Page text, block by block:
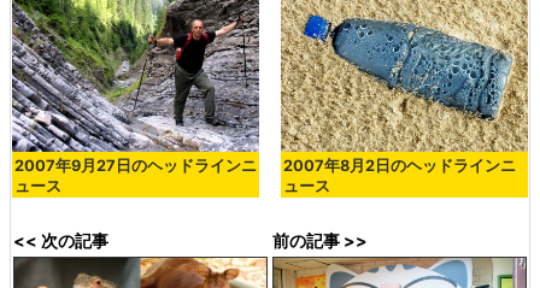
2007年9月27日のヘッドラインニ
ュース
2007年8月2日のヘッドラインニ
ュース
<< 次の記事 前の記事 >>